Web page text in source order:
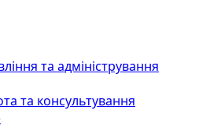
та адміністрування
та консультування